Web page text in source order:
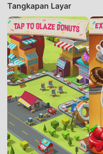
Tangkapan Layar